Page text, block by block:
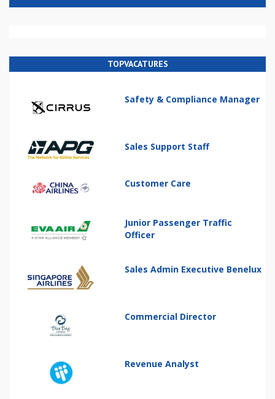
TOPVACATURES
Safety & Compliance Manager
Sales Support Staff
Customer Care
Junior Passenger Traffic
Officer
Sales Admin Executive Benelux
Commercial Director
Revenue Analyst